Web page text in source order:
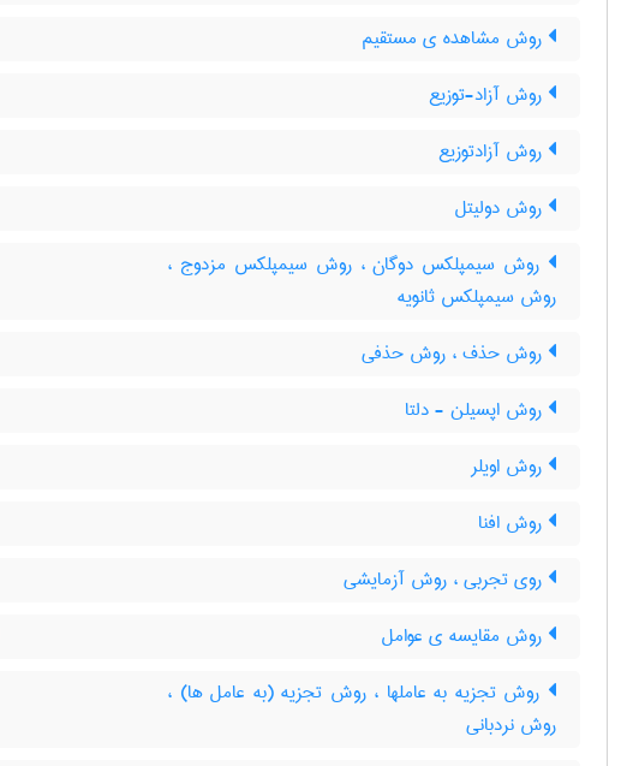
روش مشاهده ی مستقیم
روش آزاد-توزیع
روش آزادتوزیع
روش دولیتل
روش سیمپلکس دوگان ، روش سیمپلکس مزدوج ،
روش سیمپلکس ثانویه
روش حذف ، روش حذفی
روش اپسیلن - دلتا
روش اویلر
روش افنا
روی تجربی ، روش آزمایشی
روش مقایسه ی عوامل
روش تجزیه به عاملها ، روش تجزیه (به عامل ها) ،
روش نردبانی